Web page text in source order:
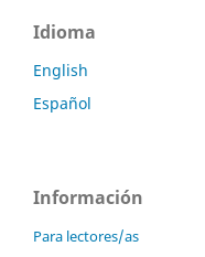
Idioma
English
Español
Información
Para lectores/as